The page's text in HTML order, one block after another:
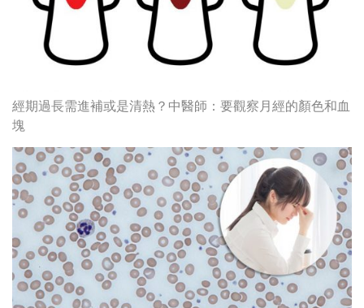
經期過長需進補或是清熱？中醫師：要觀察月經的顏色和血
塊